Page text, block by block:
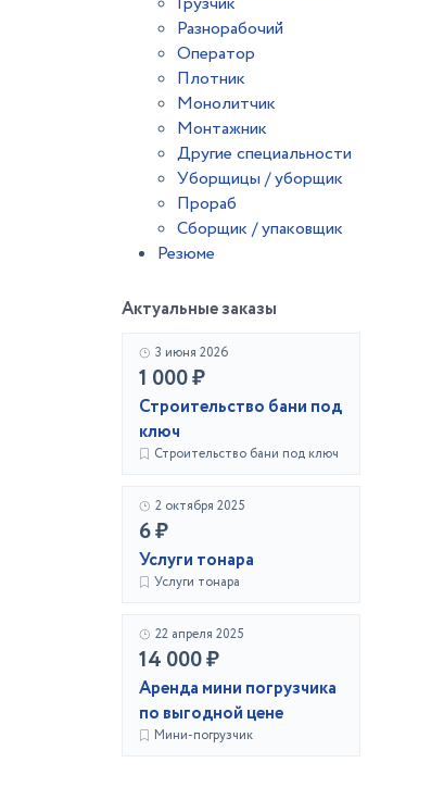
Разнорабочий
Оператор
Плотник
Монолитчик
Монтажник
Другие специальности
Уборщицы / уборщик
Прораб
Сборщик / упаковщик
Резюме
Актуальные заказы
3 июня 2026
1 000 ₽
Строительство бани под
ключ
Строительство бани под ключ
2 октября 2025
6 ₽
Услуги тонара
Услуги тонара
22 апреля 2025
14 000 ₽
Аренда мини погрузчика
по выгодной цене
Мини-погрузчик